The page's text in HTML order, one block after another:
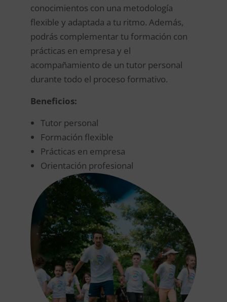
conocimientos con una metodología
flexible y adaptada a tu ritmo. Además,
podrás complementar tu formación con
prácticas en empresa y el
acompañamiento de un tutor personal
durante todo el proceso formativo.
Beneficios:
Tutor personal
Formación flexible
Prácticas en empresa
Orientación profesional